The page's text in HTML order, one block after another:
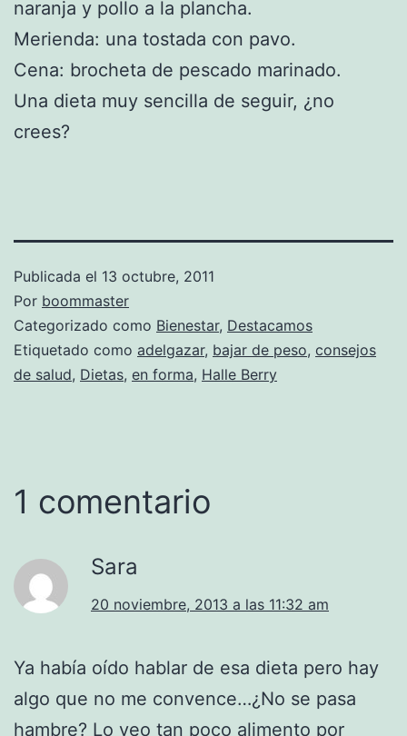
naranja y pollo a la plancha.
Merienda: una tostada con pavo.
Cena: brocheta de pescado marinado.
Una dieta muy sencilla de seguir, ¿no
crees?
Publicada el 13 octubre, 2011
Por boommaster
Categorizado como Bienestar, Destacamos
Etiquetado como adelgazar, bajar de peso, consejos
de salud, Dietas, en forma, Halle Berry
1 comentario
Sara
20 noviembre, 2013 a las 11:32 am
Ya había oído hablar de esa dieta pero hay
algo que no me convence…¿No se pasa
hambre? Lo veo tan poco alimento por